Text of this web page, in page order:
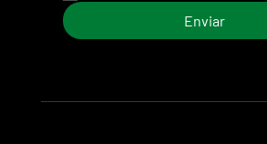
Enviar